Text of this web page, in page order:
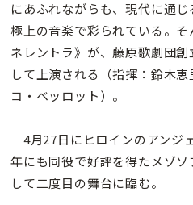
にあふれながらも、現代に通
極上の音楽で彩られている。
ネレントラ》が、藤原歌劇団
して上演される（指揮：鈴木
コ・ベッロット）。
4月27日にヒロインのアンジ
年にも同役で好評を得たメゾ
して二度目の舞台に臨む。